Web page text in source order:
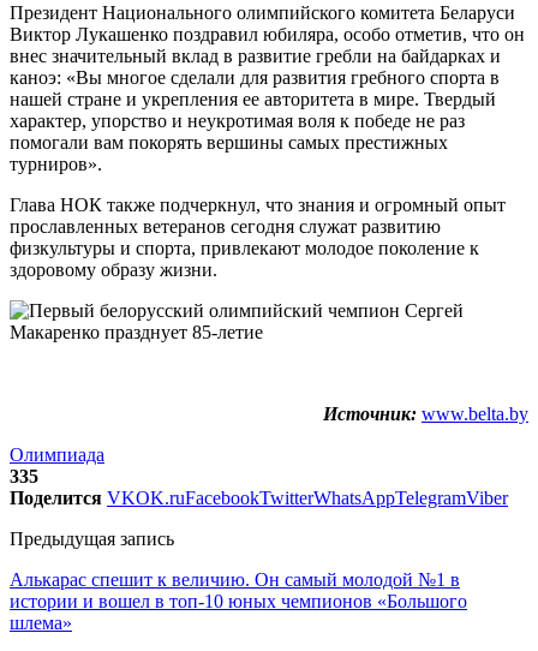
Президент Национального олимпийского комитета Беларуси
Виктор Лукашенко поздравил юбиляра, особо отметив, что он
внес значительный вклад в развитие гребли на байдарках и
каноэ: «Вы многое сделали для развития гребного спорта в
нашей стране и укрепления ее авторитета в мире. Твердый
характер, упорство и неукротимая воля к победе не раз
помогали вам покорять вершины самых престижных
турниров».
Глава НОК также подчеркнул, что знания и огромный опыт
прославленных ветеранов сегодня служат развитию
физкультуры и спорта, привлекают молодое поколение к
здоровому образу жизни.
Источник: www.belta.by
Олимпиада
335
Поделится VKOK.ruFacebookTwitterWhatsAppTelegramViber
Предыдущая запись
Алькарас спешит к величию. Он самый молодой №1 в
истории и вошел в топ-10 юных чемпионов «Большого
шлема»